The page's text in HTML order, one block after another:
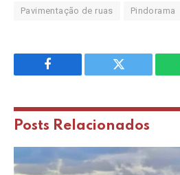
Pavimentação de ruas Pindorama
Facebook Twitter
Posts Relacionados